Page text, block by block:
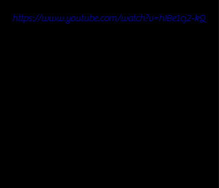
https://www.youtube.com/watch?v=hIBe1cj2-kQ